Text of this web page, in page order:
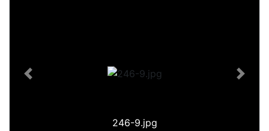
246-9.jpg
Previous Next